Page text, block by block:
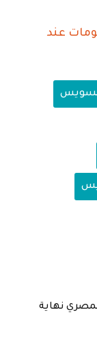
عند
السويس
نهاية